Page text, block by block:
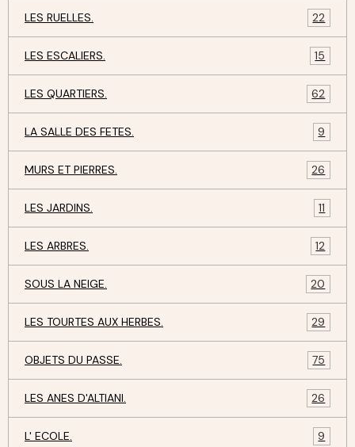
LES RUELLES. 22
LES ESCALIERS. 15
LES QUARTIERS. 62
LA SALLE DES FETES. 9
MURS ET PIERRES. 26
LES JARDINS. 11
LES ARBRES. 12
SOUS LA NEIGE. 20
LES TOURTES AUX HERBES. 29
OBJETS DU PASSE. 75
LES ANES D'ALTIANI. 26
L' ECOLE. 9